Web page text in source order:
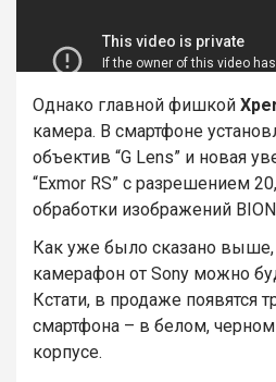
Однако главной фишкой
камера. В смартфоне
объектив “G Lens” и новая
“Exmor RS” с разрешением
обработки изображений
Как уже было сказано
камерафон от Sony можно
Кстати, в продаже появятся
смартфона – в белом,
корпусе.